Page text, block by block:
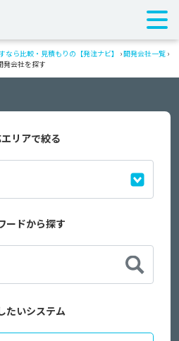
ら比較・見積もりの【発注ナビ】 ›開発会社一覧 ›
発会社を探す
リアで絞る
ードから探す
たいシステム